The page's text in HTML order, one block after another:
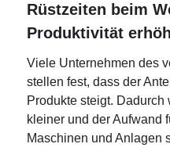
Rüstzeiten beim
Produktivität
Viele Unternehmen des
stellen fest, dass der
Produkte steigt.
kleiner und der Aufwand
Maschinen und Anlagen